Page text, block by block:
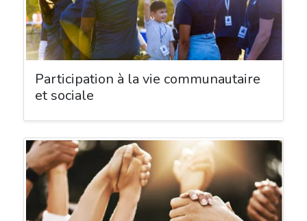
Participation à la vie communautaire
et sociale